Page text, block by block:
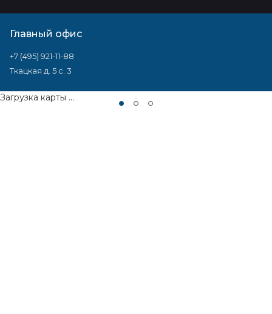
Главный офис
+7 (495) 921-11-88
Ткацкая д. 5 с. 3
Загрузка карты ...